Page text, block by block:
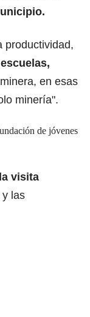
productividad,
en esas
minería".
de jóvenes
visita
y las